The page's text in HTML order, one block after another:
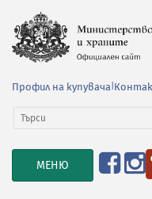
Профил на купувача
TOGGLE
NAVIGATION
МЕНЮ